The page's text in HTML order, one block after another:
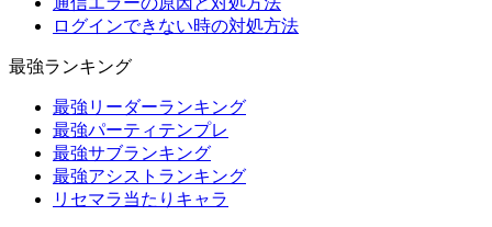
ログインできない時の対処方法
最強ランキング
最強リーダーランキング
最強パーティテンプレ
最強サブランキング
最強アシストランキング
リセマラ当たりキャラ